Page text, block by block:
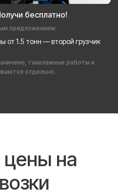
бесплатно!
предложением:
от 1.5 тонн — второй грузчик
такелажные работы и
отдельно.
на